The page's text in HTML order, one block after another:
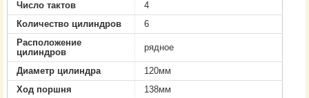
Число тактов
4
Количество цилиндров
6
Расположение
цилиндров
рядное
Диаметр цилиндра
120мм
Ход поршня
138мм